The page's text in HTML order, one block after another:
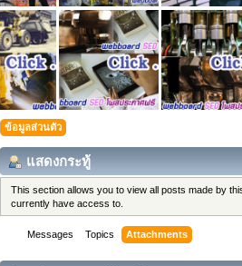
ข้อมูลส่วนตัว
แสดงกระทู้
This section allows you to view all posts made by
currently have access to.
Messages Topics Attachments